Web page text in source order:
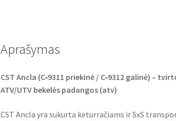
k
Aprašymas
CST Ancla (C‑9311 priekinė / C‑9312 galinė) –
ATV/UTV bekelės padangos (atv)
CST Ancla yra sukurta keturračiams ir SxS